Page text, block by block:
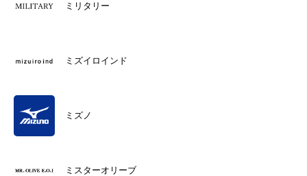
ミリタリー
ミズイロインド
ミズノ
ミスターオリーブ